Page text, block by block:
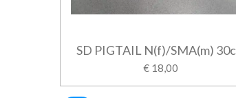
SD PIGTAIL N(f)/SMA(m)
€ 18,00